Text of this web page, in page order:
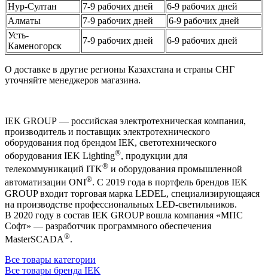
Нур-Султан
7-9 рабочих дней
6-9 рабочих дней
Алматы
7-9 рабочих дней
6-9 рабочих дней
Усть-
Каменогорск
7-9 рабочих дней 6-9 рабочих дней
О доставке в другие регионы Казахстана и страны СНГ
уточняйте менеджеров магазина.
IEK GROUP — российская электротехническая компания,
производитель и поставщик электротехнического
оборудования под брендом IEK, светотехнического
оборудования IEK Lighting®, продукции для
телекоммуникаций ITK® и оборудования промышленной
автоматизации ONI®. С 2019 года в портфель брендов IEK
GROUP входит торговая марка LEDEL, специализирующаяся
на производстве профессиональных LED-светильников.
В 2020 году в состав IEK GROUP вошла компания «МПС
Софт» — разработчик программного обеспечения
MasterSCADA®.
Все товары категории
Все товары бренда IEK